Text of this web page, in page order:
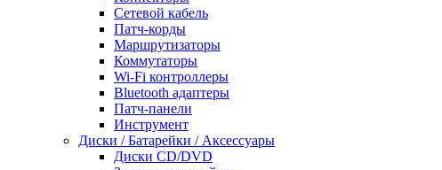
Сетевой кабель
Патч-корды
Маршрутизаторы
Коммутаторы
Wi-Fi контроллеры
Bluetooth адаптеры
Патч-панели
Инструмент
Диски / Батарейки / Аксессуары
Диски CD/DVD